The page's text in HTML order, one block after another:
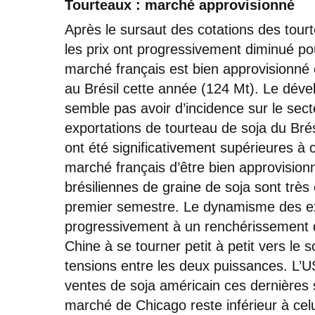
Tourteaux : marché approvisionné
Après le sursaut des cotations des
les prix ont progressivement diminué
marché français est bien
au Brésil cette année (124 Mt). Le
semble pas avoir d’incidence sur le
exportations de tourteau de soja du
ont été significativement supérieures à
marché français d’être bien
brésiliennes de graine de soja sont
premier semestre. Le dynamisme des
progressivement à un
Chine à se tourner petit à petit vers le
tensions entre les deux puissances.
ventes de soja américain ces
marché de Chicago reste inférieur à